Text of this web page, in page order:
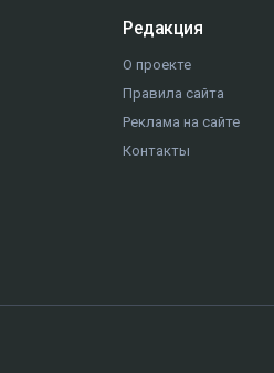
Редакция
О проекте
Правила сайта
Реклама на сайте
Контакты